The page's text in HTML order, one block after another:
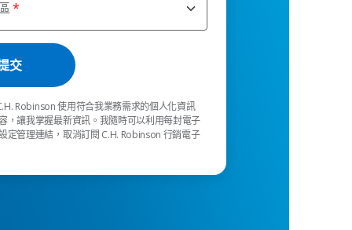
Robinson 使用符合我業務需求的個人化資訊
，讓我掌握最新資訊。我隨時可以利用每封電子
定管理連結，取消訂閱 C.H. Robinson 行銷電子